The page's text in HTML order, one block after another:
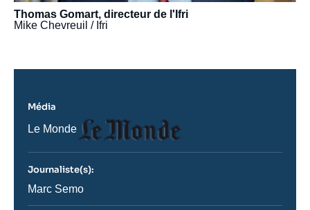
Thomas Gomart, directeur de l'Ifri
Mike Chevreuil / Ifri
Média
Nom
journal,
ou
émission
Le Monde
Logo
Journaliste(s):
Journaliste
Marc Semo